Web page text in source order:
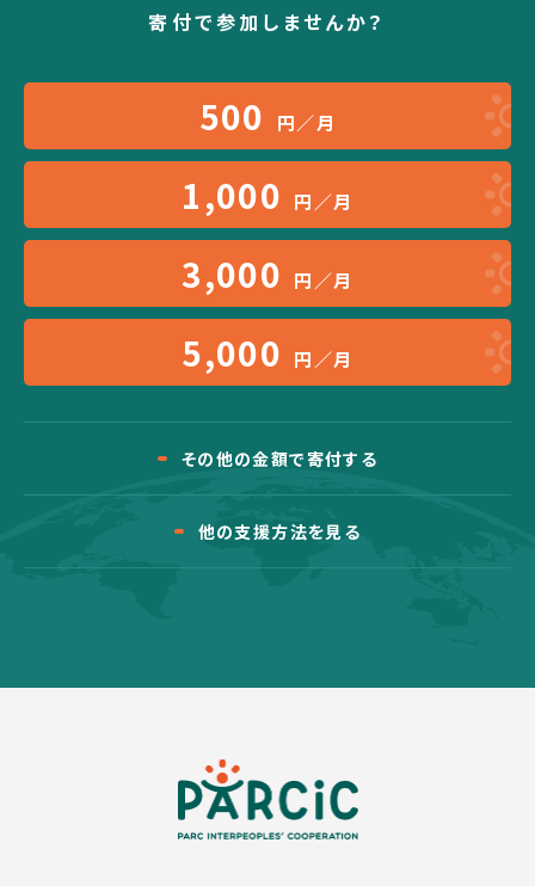
寄付で参加しませんか？
500 円／月
1,000 円／月
3,000 円／月
5,000 円／月
その他の金額で寄付する
他の支援方法を見る